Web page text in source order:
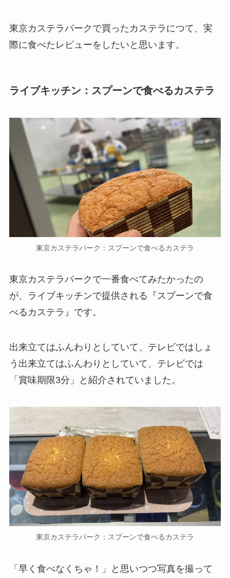
東京カステラパークで買ったカステラにつて、実
際に食べたレビューをしたいと思います。
ライブキッチン：スプーンで食べるカステラ
東京カステラパーク：スプーンで食べるカステラ
東京カステラパークで一番食べてみたかったの
が、ライブキッチンで提供される『スプーンで食
べるカステラ』です。
出来立てはふんわりとしていて、テレビではしょ
う出来立てはふんわりとしていて、テレビでは
「賞味期限3分」と紹介されていました。
東京カステラパーク：スプーンで食べるカステラ
「早く食べなくちゃ！」と思いつつ写真を撮って